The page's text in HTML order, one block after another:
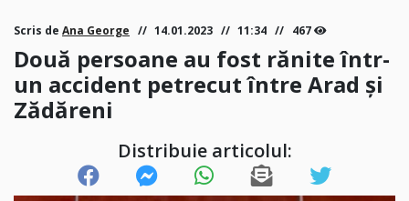
Scris de Ana George 14.01.2023 11:34 467
Două persoane au fost rănite într-
un accident petrecut între Arad și
Zădăreni
Distribuie articolul: